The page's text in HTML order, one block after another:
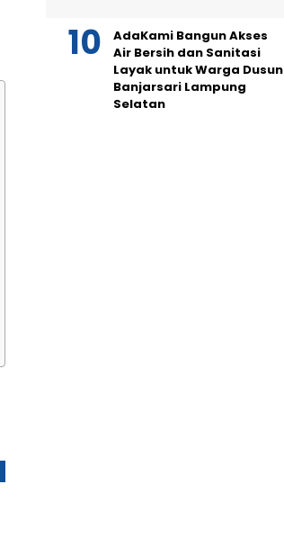
AdaKami Bangun Akses
Air Bersih dan Sanitasi
Layak untuk Warga Dusun
Banjarsari Lampung
Selatan